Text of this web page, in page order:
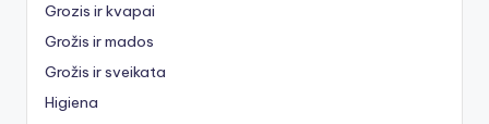
Grozis ir kvapai
Grožis ir mados
Grožis ir sveikata
Higiena